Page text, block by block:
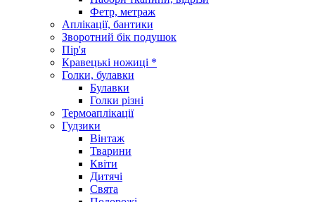
Фетр, метраж
Аплікації, бантики
Зворотний бік подушок
Пір'я
Кравецькі ножиці *
Голки, булавки
Булавки
Голки різні
Термоаплікації
Гудзики
Вінтаж
Тварини
Квіти
Дитячі
Свята